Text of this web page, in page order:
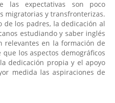
las expectativas son poco
migratorias y transfronterizas.
de los padres, la dedicación al
estudiando y saber inglés
relevantes en la formación de
que los aspectos demográficos
dedicación propia y el apoyo
medida las aspiraciones de